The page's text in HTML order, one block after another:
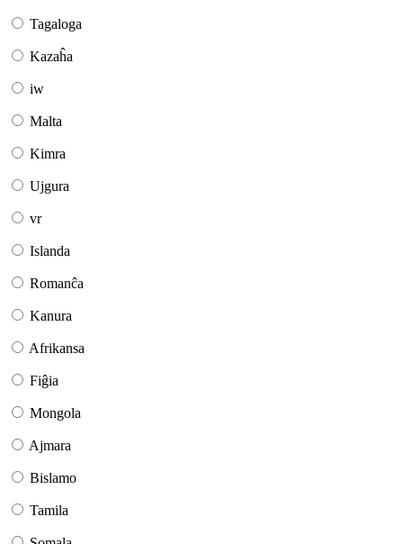
Tagaloga
Kazaĥa
iw
Malta
Kimra
Ujgura
vr
Islanda
Romanĉa
Kanura
Afrikansa
Fiĝia
Mongola
Ajmara
Bislamo
Tamila